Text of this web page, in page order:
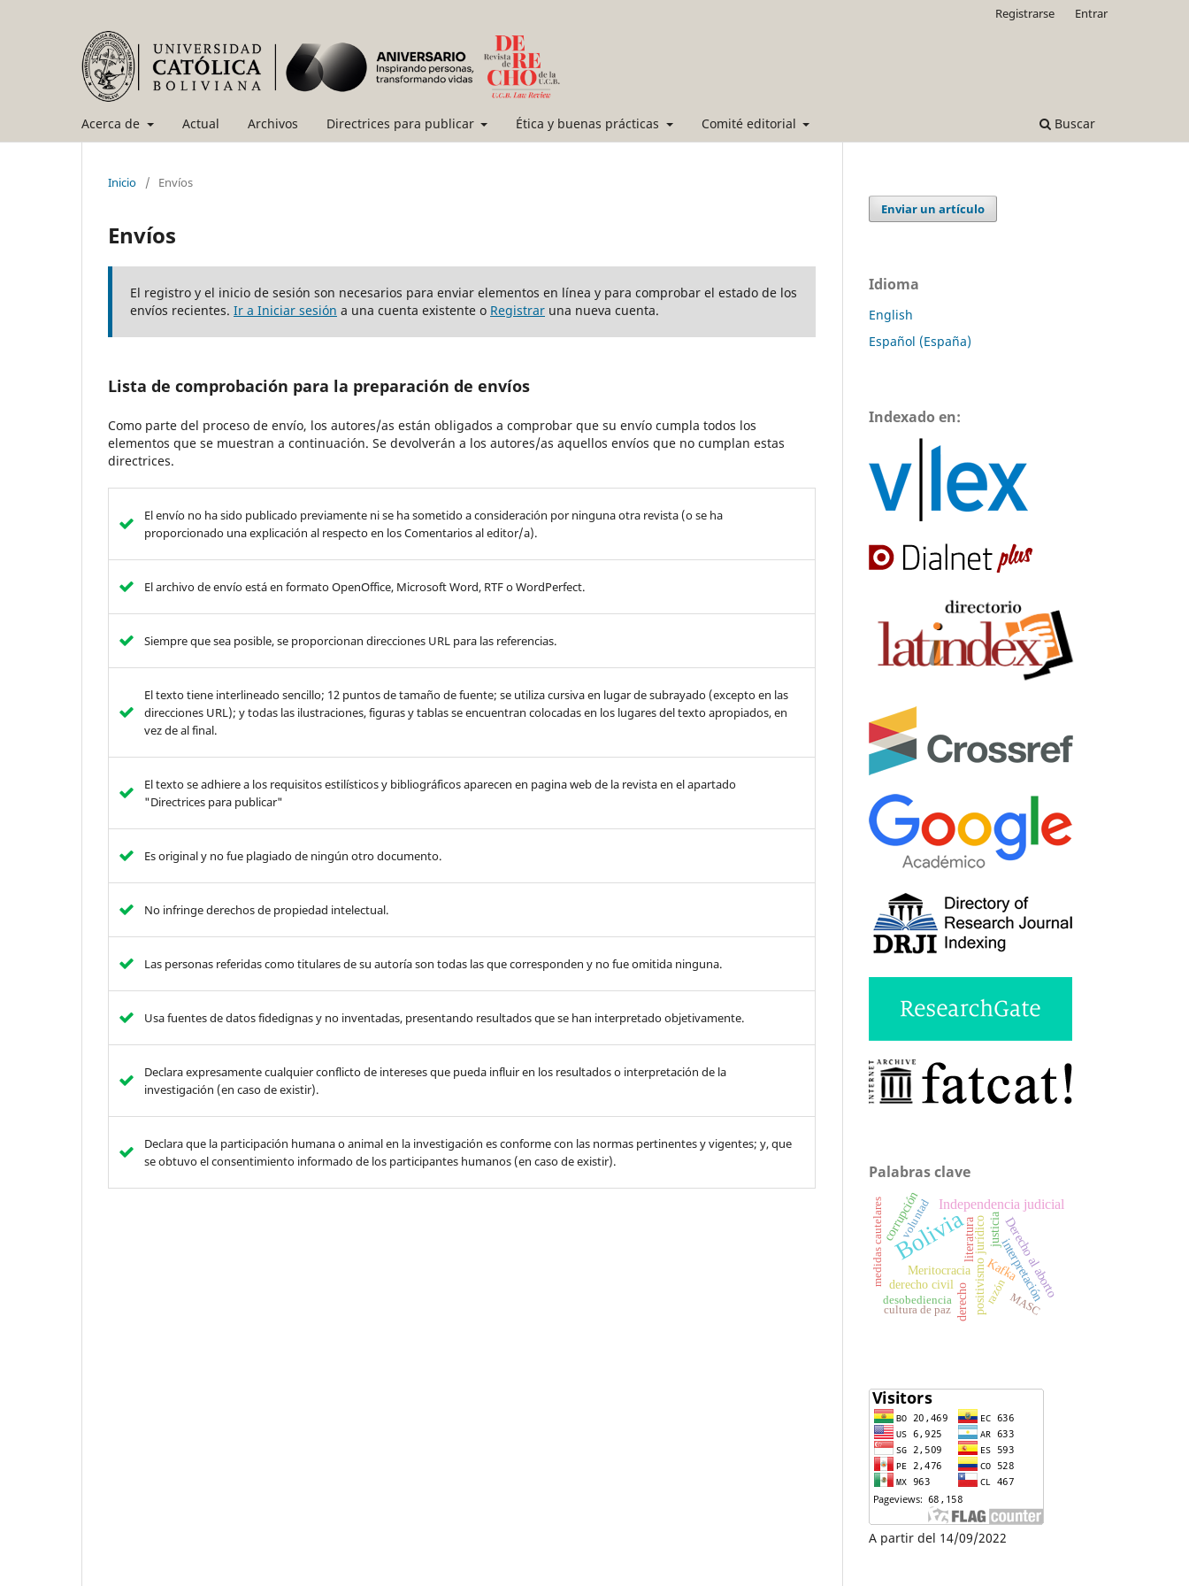
Acerca de Actual Archivos Directrices para publicar Ética y buenas prácticas Comité editorial Buscar
Registrarse Entrar
Inicio / Envíos
Envíos
El registro y el inicio de sesión son necesarios para enviar elementos en línea y para comprobar el estado de los
envíos recientes. Ir a Iniciar sesión a una cuenta existente o Registrar una nueva cuenta.
Lista de comprobación para la preparación de envíos
Como parte del proceso de envío, los autores/as están obligados a comprobar que su envío cumpla todos los
elementos que se muestran a continuación. Se devolverán a los autores/as aquellos envíos que no cumplan estas
directrices.
El envío no ha sido publicado previamente ni se ha sometido a consideración por ninguna otra revista (o se ha
proporcionado una explicación al respecto en los Comentarios al editor/a).
El archivo de envío está en formato OpenOffice, Microsoft Word, RTF o WordPerfect.
Siempre que sea posible, se proporcionan direcciones URL para las referencias.
El texto tiene interlineado sencillo; 12 puntos de tamaño de fuente; se utiliza cursiva en lugar de subrayado (excepto en las
direcciones URL); y todas las ilustraciones, figuras y tablas se encuentran colocadas en los lugares del texto apropiados, en
vez de al final.
El texto se adhiere a los requisitos estilísticos y bibliográficos aparecen en pagina web de la revista en el apartado
"Directrices para publicar"
Es original y no fue plagiado de ningún otro documento.
No infringe derechos de propiedad intelectual.
Las personas referidas como titulares de su autoría son todas las que corresponden y no fue omitida ninguna.
Usa fuentes de datos fidedignas y no inventadas, presentando resultados que se han interpretado objetivamente.
Declara expresamente cualquier conflicto de intereses que pueda influir en los resultados o interpretación de la
investigación (en caso de existir).
Declara que la participación humana o animal en la investigación es conforme con las normas pertinentes y vigentes; y, que
se obtuvo el consentimiento informado de los participantes humanos (en caso de existir).
Enviar un artículo
Idioma
English
Español (España)
Indexado en:
Palabras clave
Bolivia
Independencia judicial
positivismo jurídico
literatura justicia
Meritocracia KafkaDerecho al aborto
derecho civil derecho interpretación
corrupción
desobediencia
medidas cautelares voluntad
razónMASC
cultura de paz
A partir del 14/09/2022